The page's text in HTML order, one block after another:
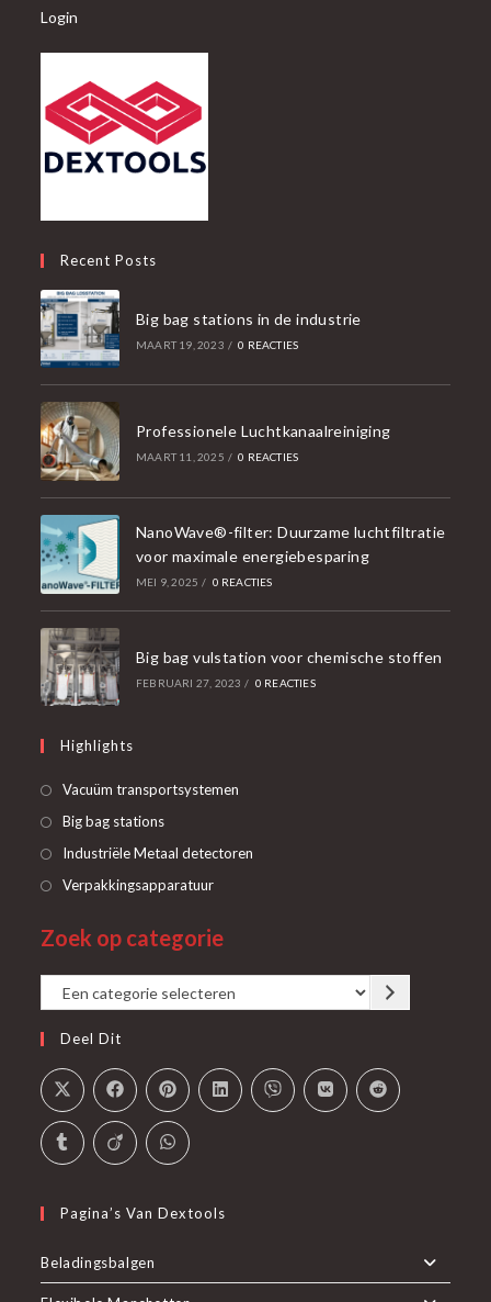
Login
Recent Posts
Big bag stations in de industrie
MAART 19, 2023 / 0 REACTIES
Professionele Luchtkanaalreiniging
MAART 11, 2025 / 0 REACTIES
NanoWave®-filter: Duurzame luchtfiltratie
voor maximale energiebesparing
MEI 9, 2025 / 0 REACTIES
Big bag vulstation voor chemische stoffen
FEBRUARI 27, 2023 / 0 REACTIES
Highlights
Vacuüm transportsystemen
Big bag stationsOpent
in
Industriële Metaal detectoren
VerpakkingsapparatuurOpent
een
tab
Zoek op categorie
Een
categorie
selecteren
Deel Dit
Pagina’s Van Dextools
Beladingsbalgen